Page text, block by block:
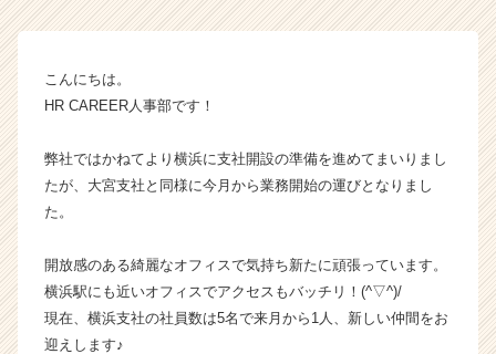
ー・
長
企
ら
カ
ウ
こんにちは。
HR CAREER人事部です！
弊社ではかねてより横浜に支社開設の準備を進めてまいりまし
たが、大宮支社と同様に今月から業務開始の運びとなりまし
た。
開放感のある綺麗なオフィスで気持ち新たに頑張っています。
横浜駅にも近いオフィスでアクセスもバッチリ！(^▽^)/
現在、横浜支社の社員数は5名で来月から1人、新しい仲間をお
迎えします♪